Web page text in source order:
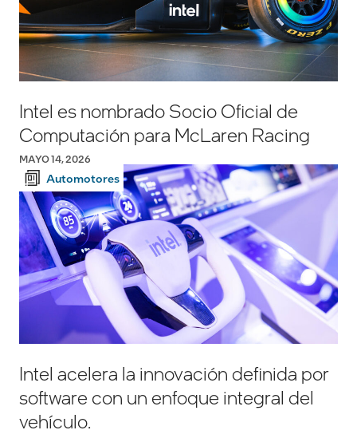
Intel es nombrado Socio Oficial de
Computación para McLaren Racing
MAYO 14, 2026
Automotores
Intel acelera la innovación definida por
software con un enfoque integral del
vehículo.